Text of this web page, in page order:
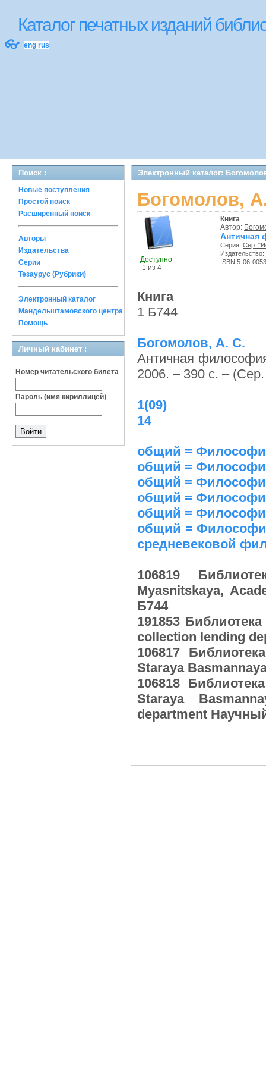
Каталог печатных изданий
👓 eng rus
Поиск :
Новые поступления
Простой поиск
Расширенный поиск
Авторы
Издательства
Серии
Тезаурус (Рубрики)
Электронный каталог
Мандельштамовского центра
Помощь
Личный кабинет :
Номер читательского билета
Пароль (имя кириллицей)
Электронный каталог:
Богомолов,
Доступно
1 из 4
Книга
Автор:
Античная
Серия: Сер.
Издательство:
ISBN 5-06-
Книга
1 Б744
Богомолов, А. С.
Античная
2006. – 390 с. –
1(09)
14
общий =
общий =
общий =
общий =
общий =
общий =
средневековой
106819
Myasnitskaya,
Б744
191853
collection lending
106817
Staraya
106818
Staraya
department